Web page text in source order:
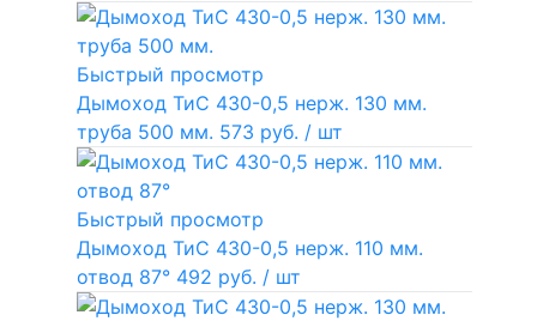
Быстрый просмотр
Дымоход ТиС 430-0,5 нерж. 130 мм.
труба 500 мм. 573 руб. / шт
Быстрый просмотр
Дымоход ТиС 430-0,5 нерж. 110 мм.
отвод 87° 492 руб. / шт